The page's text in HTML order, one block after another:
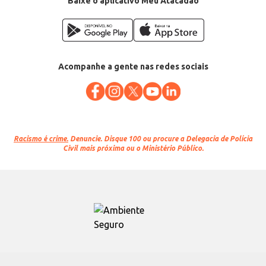
Acompanhe a gente nas redes sociais
Racismo é crime. Denuncie. Disque 100 ou procure a Delegacia de Polícia
Civil mais próxima ou o Ministério Público.